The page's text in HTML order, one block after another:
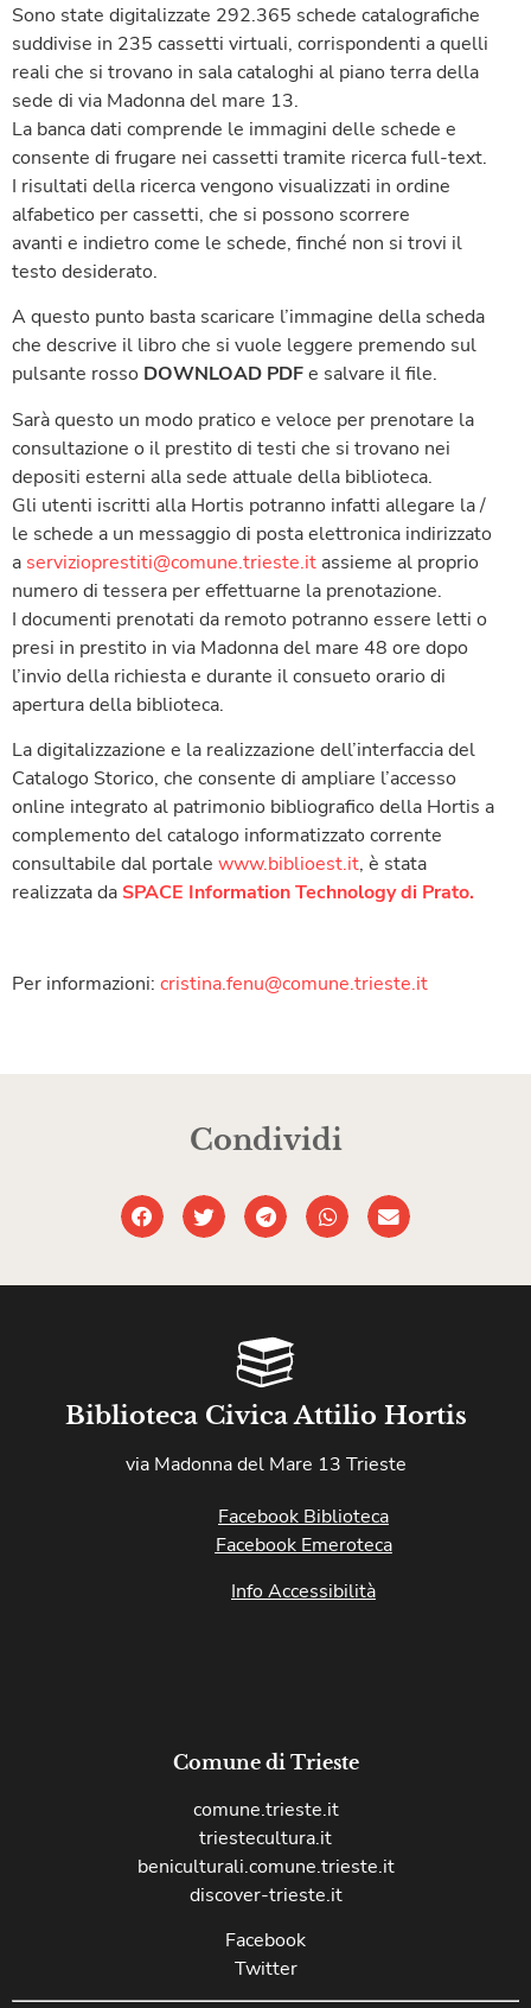
Sono state digitalizzate 292.365 schede catalografiche
suddivise in 235 cassetti virtuali, corrispondenti a quelli
reali che si trovano in sala cataloghi al piano terra della
sede di via Madonna del mare 13.
La banca dati comprende le immagini delle schede e
consente di frugare nei cassetti tramite ricerca full-text.
I risultati della ricerca vengono visualizzati in ordine
alfabetico per cassetti, che si possono scorrere
avanti e indietro come le schede, finché non si trovi il
testo desiderato.
A questo punto basta scaricare l’immagine della scheda
che descrive il libro che si vuole leggere premendo sul
pulsante rosso DOWNLOAD PDFe salvare il file.
Sarà questo un modo pratico e veloce per prenotare la
consultazione o il prestito di testi che si trovano nei
depositi esterni alla sede attuale della biblioteca.
Gli utenti iscritti alla Hortis potranno infatti allegare la /
le schede a un messaggio di posta elettronica indirizzato
a servizioprestiti@comune.trieste.it assieme al proprio
numero di tessera per effettuarne la prenotazione.
I documenti prenotati da remoto potranno essere letti o
presi in prestito in via Madonna del mare 48 ore dopo
l’invio della richiesta e durante il consueto orario di
apertura della biblioteca.
La digitalizzazione e la realizzazione dell’interfaccia del
Catalogo Storico, che consente di ampliare l’accesso
online integrato al patrimonio bibliografico della Hortis a
complemento del catalogo informatizzato corrente
consultabile dal portale www.biblioest.it, è stata
realizzata da SPACE Information Technology di Prato.
Per informazioni: cristina.fenu@comune.trieste.it
Condividi
Biblioteca Civica Attilio Hortis
via Madonna del Mare 13 Trieste
Facebook Biblioteca
Facebook Emeroteca
Info Accessibilità
Comune di Trieste
comune.trieste.it
triestecultura.it
beniculturali.comune.trieste.it
discover-trieste.it
Facebook
Twitter